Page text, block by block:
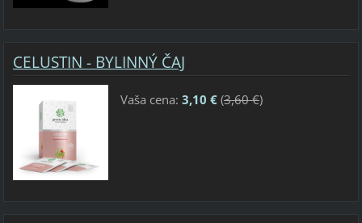
CELUSTIN - BYLINNÝ ČAJ
Vaša cena: 3,10 €(3,60 €)